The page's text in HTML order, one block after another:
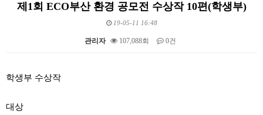
제1회 ECO부산 환경 공모전 수상작 10편(학생부)
19-05-11 16:48
관리자 107,088회 0건
학생부 수상작
대상